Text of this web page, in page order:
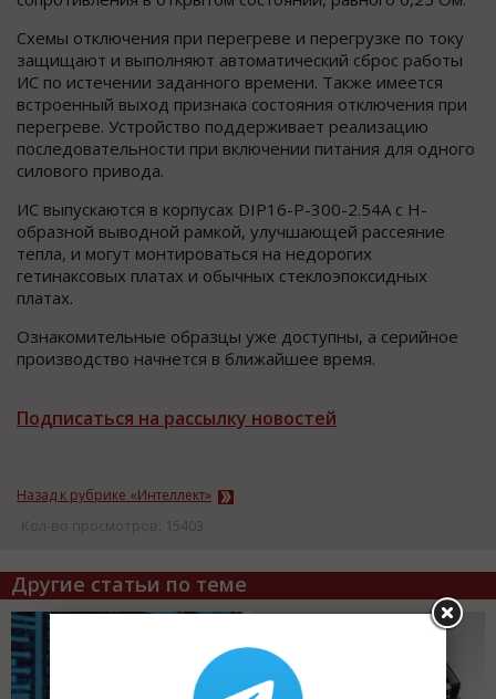
Схемы отключения при перегреве и перегрузке по току
защищают и выполняют автоматический сброс работы
ИС по истечении заданного времени. Также имеется
встроенный выход признака состояния отключения при
перегреве. Устройство поддерживает реализацию
последовательности при включении питания для одного
силового привода.
ИС выпускаются в корпусах DIP16-P-300-2.54A с H-
образной выводной рамкой, улучшающей рассеяние
тепла, и могут монтироваться на недорогих
гетинаксовых платах и обычных стеклоэпоксидных
платах.
Ознакомительные образцы уже доступны, а серийное
производство начнется в ближайшее время.
Подписаться на рассылку новостей
Назад к рубрике «Интеллект»
Кол-во просмотров: 15403
Другие статьи по теме